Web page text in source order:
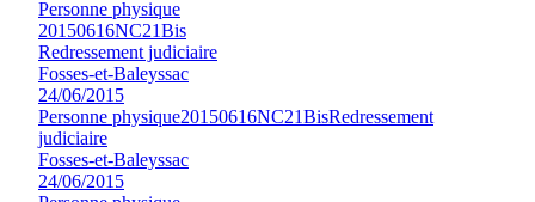
Personne physique
20150616NC21Bis
Redressement judiciaire
Fosses-et-Baleyssac
24/06/2015
Personne physique20150616NC21BisRedressement
judiciaire
Fosses-et-Baleyssac
24/06/2015